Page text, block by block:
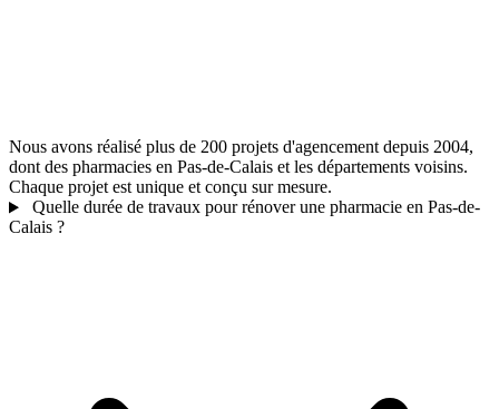
Nous avons réalisé plus de 200 projets d'agencement depuis 2004,
dont des pharmacies en Pas-de-Calais et les départements voisins.
Chaque projet est unique et conçu sur mesure.
Quelle durée de travaux pour rénover une pharmacie en Pas-de-
Calais ?